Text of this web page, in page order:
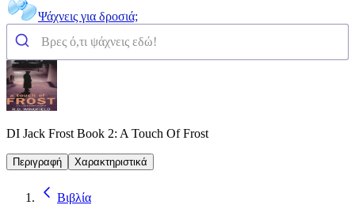
Ψάχνεις για δροσιά;
DI Jack Frost Book 2: A Touch Of Frost
Περιγραφή Χαρακτηριστικά
Βιβλία